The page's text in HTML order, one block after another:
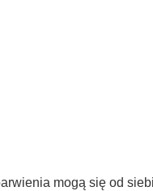
mogą się od